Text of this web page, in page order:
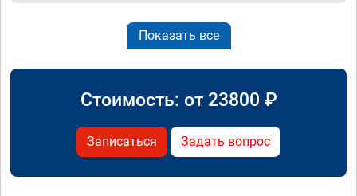
Показать все
Стоимость: от 23800 ₽
Записаться Задать вопрос